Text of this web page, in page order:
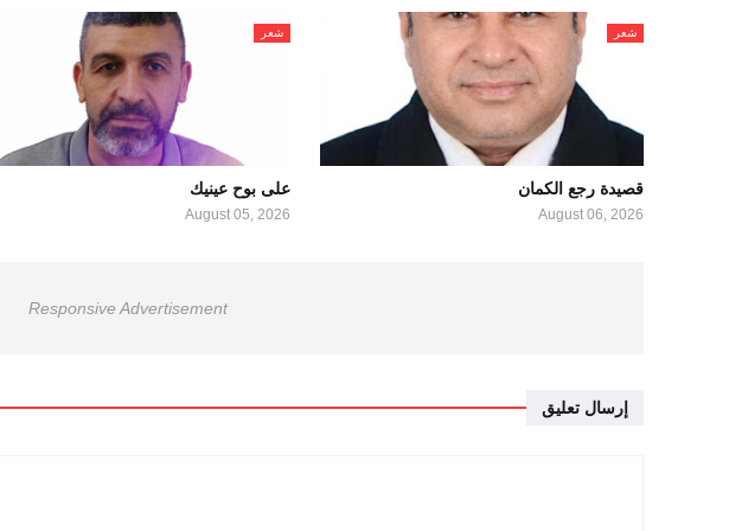
شعر
قصيدة رجع الكمان
August 06, 2026
شعر
على بوح عينيك
August 05, 2026
Responsive Advertisement
إرسال تعليق